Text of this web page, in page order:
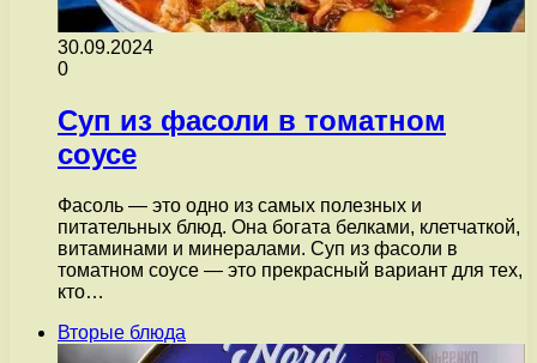
30.09.2024
0
Суп из фасоли в томатном
соусе
Фасоль — это одно из самых полезных и
питательных блюд. Она богата белками, клетчаткой,
витаминами и минералами. Суп из фасоли в
томатном соусе — это прекрасный вариант для тех,
кто…
Вторые блюда